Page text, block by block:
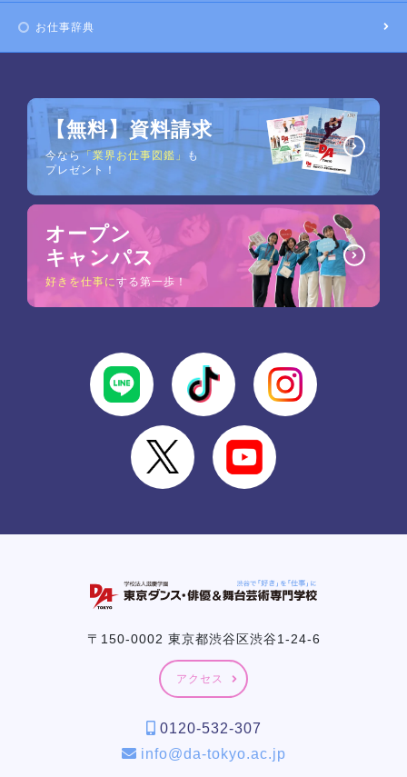
お仕事辞典
【無料】資料請求
今なら「業界お仕事図鑑」
も
プレゼント！
オープン
キャンパス
好きを仕事にする第一歩！
〒150-0002 東京都渋谷区渋谷1-24-6
アクセス
0120-532-307
info@da-tokyo.ac.jp